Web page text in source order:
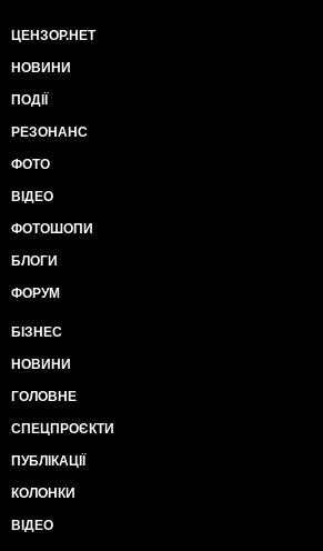
ЦЕНЗОР.НЕТ
НОВИНИ
ПОДІЇ
РЕЗОНАНС
ФОТО
ВІДЕО
ФОТОШОПИ
БЛОГИ
ФОРУМ
БІЗНЕС
НОВИНИ
ГОЛОВНЕ
СПЕЦПРОЄКТИ
ПУБЛІКАЦІЇ
КОЛОНКИ
ВІДЕО